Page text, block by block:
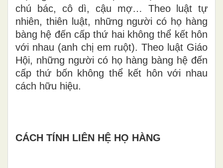
chú bác, côdì, cậu mợ… Theo luật tự
nhiên, thiên luật, những người có họ hàng
bàng hệ đến cấp thứ hai không thể kết hôn
với nhau (anh chị em ruột).Theo luật Giáo
Hội, những người có họ hàng bàng hệ đến
cấp thứ bốn không thể kết hôn với nhau
cách hữu hiệu.
CÁCH TÍNH LIÊN HỆ HỌ HÀNG